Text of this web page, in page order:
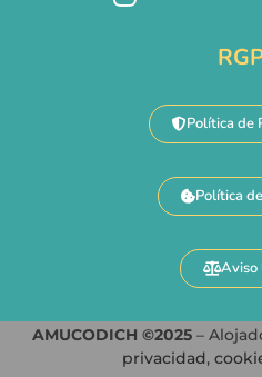
Política de
Política
Aviso
AMUCODICH ©2025–
privacidad,